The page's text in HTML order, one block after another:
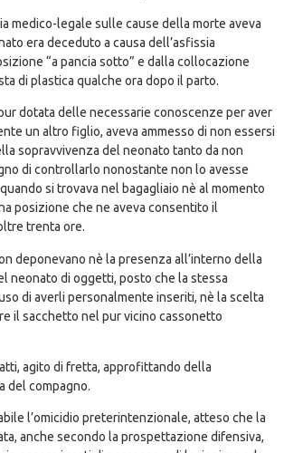
medico-legale sulle cause della morte aveva
era deceduto a causa dell’asfissia
“a pancia sotto” e dalla collocazione
di plastica qualche ora dopo il parto.
dotata delle necessarie conoscenze per aver
un altro figlio, aveva ammesso di non essersi
sopravvivenza del neonato tanto da non
di controllarlo nonostante non lo avesse
si trovava nel bagagliaio nè al momento
posizione che ne aveva consentito il
trenta ore.
deponevano nè la presenza all’interno della
neonato di oggetti, posto che la stessa
di averli personalmente inseriti, nè la scelta
il sacchetto nel pur vicino cassonetto
agito di fretta, approfittando della
del compagno.
l’omicidio preterintenzionale, atteso che la
anche secondo la prospettazione difensiva,